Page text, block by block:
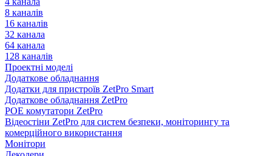
8 каналів
16 каналів
32 канала
64 канала
128 каналів
Проектні моделі
Додаткове обладнання
Додатки для пристроїв ZetPro Smart
Додаткове обладнання ZetPro
POE комутатори ZetPro
Відеостіни ZetPro для систем безпеки, моніторингу та
комерційного використання
Монітори